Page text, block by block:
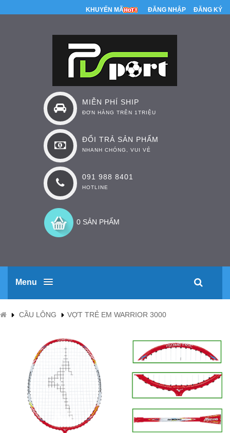
KHUYẾN MÃI ĐĂNG NHẬP ĐĂNG KÝ
MIỄN PHÍ SHIP
ĐƠN HÀNG TRÊN 1TRIỆU
ĐỔI TRẢ SẢN PHẨM
NHANH CHÓNG, VUI VẺ
091 988 8401
HOTLINE
0 SẢN PHẨM
Menu
CẦU LÔNG VỢT TRẺ EM WARRIOR 3000